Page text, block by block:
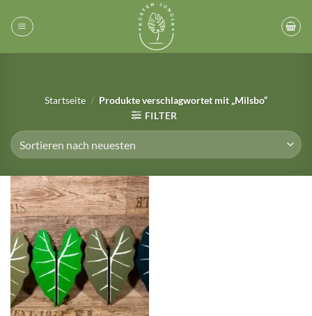
Inhalt
springen
Startseite / Produkte verschlagwortet mit „Milsbo“
FILTER